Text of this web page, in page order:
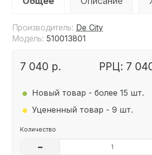
Производитель: De City
Модель: 510013801
7 040 р. РРЦ: 7
. Новый товар - более 15 шт.
. Уцененный товар - 9 шт.
Количество
–